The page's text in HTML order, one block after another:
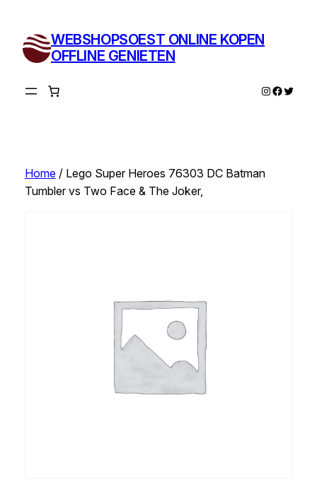
inhoud
WEBSHOPSOEST ONLINE KOPEN
OFFLINE GENIETEN
Instagram
Twitter
Home/ Lego Super Heroes 76303 DC Batman
Tumbler vs Two Face & The Joker,